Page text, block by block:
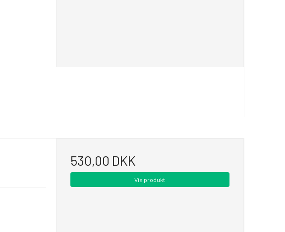
530,00 DKK
Vis produkt